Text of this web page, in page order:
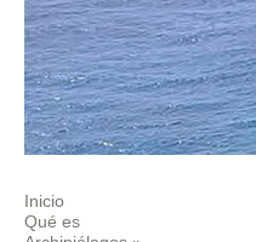
Inicio
Qué es